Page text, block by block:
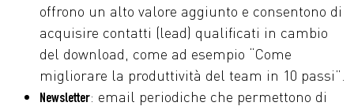
offrono un alto valore aggiunto e consentono di
acquisire contatti (lead) qualificati in cambio
del download, come ad esempio “Come
migliorare la produttività del team in 10 passi”.
Newsletter: email periodiche che permettono di